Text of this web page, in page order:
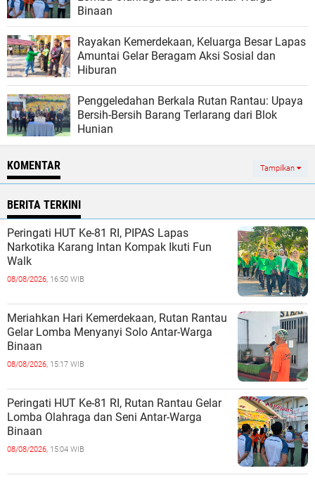
Binaan
Rayakan Kemerdekaan, Keluarga Besar Lapas
Amuntai Gelar Beragam Aksi Sosial dan
Hiburan
Penggeledahan Berkala Rutan Rantau: Upaya
Bersih-Bersih Barang Terlarang dari Blok
Hunian
KOMENTAR Tampilkan
BERITA TERKINI
Peringati HUT Ke-81 RI, PIPAS Lapas
Narkotika Karang Intan Kompak Ikuti Fun
Walk
08/08/2026, 16:50 WIB
Meriahkan Hari Kemerdekaan, Rutan Rantau
Gelar Lomba Menyanyi Solo Antar-Warga
Binaan
08/08/2026, 15:17 WIB
Peringati HUT Ke-81 RI, Rutan Rantau Gelar
Lomba Olahraga dan Seni Antar-Warga
Binaan
08/08/2026, 15:04 WIB